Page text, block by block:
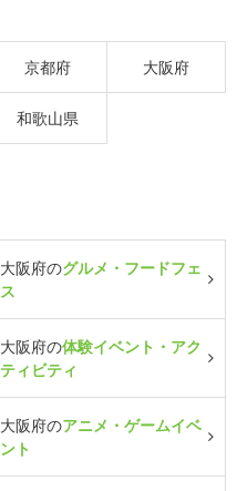
京都府 大阪府
和歌山県
大阪府のグルメ・フードフェ
ス
大阪府の体験イベント・アク
ティビティ
大阪府のアニメ・ゲームイベ
ント